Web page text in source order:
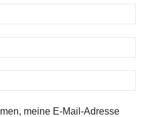
meine E-Mail-Adresse